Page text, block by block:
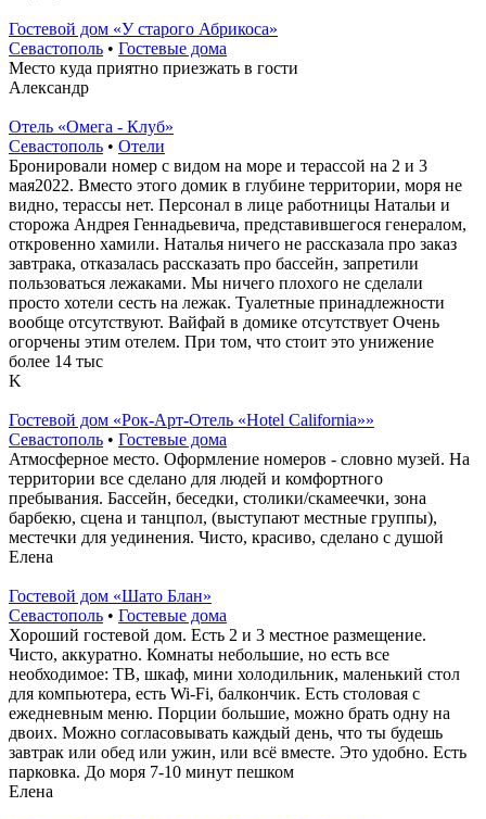
Гостевой дом «У старого Абрикоса»
Севастополь • Гостевые дома
Место куда приятно приезжать в гости
Александр
Отель «Омега - Клуб»
Севастополь • Отели
Бронировали номер с видом на море и терассой на 2 и 3
мая2022.​ Вместо этого домик в глубине территории, моря не
видно,​ терассы нет. Персонал в лице работницы Натальи​ и
сторожа Андрея Геннадьевича, представившегося генералом,
откровенно хамили. Наталья ничего не рассказала про заказ
завтрака,​ отказалась рассказать про бассейн,​ запретили
пользоваться лежаками. Мы ничего плохого не сделали​ ​
просто хотели сесть на лежак. Туалетные принадлежности
вообще отсутствуют. Вайфай в домике отсутствует Очень
огорчены этим отелем. При том, что стоит это унижение
более 14 тыс
K
Гостевой дом «Рок-Арт-Отель «Hotel California»»
Севастополь • Гостевые дома
Атмосферное место. Оформление номеров - словно музей. На
территории все сделано для людей и комфортного
пребывания. Бассейн, беседки, столики/скамеечки, зона
барбекю, сцена и танцпол, (выступают местные группы),
местечки для уединения. Чисто, красиво, сделано с душой
Елена
Гостевой дом «Шато Блан»
Севастополь • Гостевые дома
Хороший гостевой дом. Есть 2 и 3 местное размещение.
Чисто, аккуратно. Комнаты небольшие, но есть все
необходимое: ТВ, шкаф, мини холодильник, маленький стол
для компьютера, есть Wi-Fi, балкончик. Есть столовая с
ежедневным меню. Порции большие, можно брать одну на
двоих. Можно согласовывать каждый день, что ты будешь
завтрак или обед или ужин, или всё вместе. Это удобно. Есть
парковка. До моря 7-10 минут пешком
Елена